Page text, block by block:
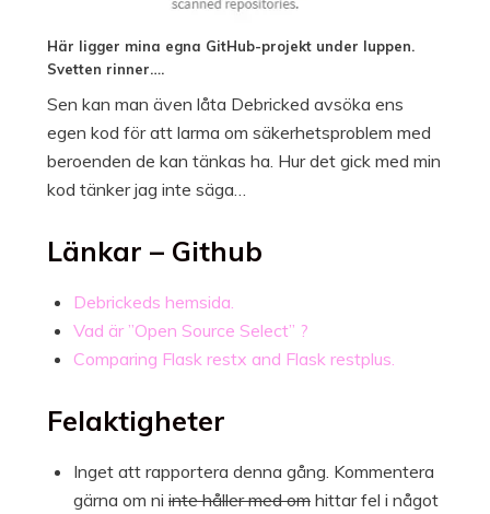
Här ligger mina egna GitHub-projekt under luppen.
Svetten rinner….
Sen kan man även låta Debricked avsöka ens
egen kod för att larma om säkerhetsproblem med
beroenden de kan tänkas ha. Hur det gick med min
kod tänker jag inte säga…
Länkar – Github
Debrickeds hemsida.
Vad är ”Open Source Select” ?
Comparing Flask restx and Flask restplus.
Felaktigheter
Inget att rapportera denna gång. Kommentera
gärna om ni inte håller med omhittar fel i något